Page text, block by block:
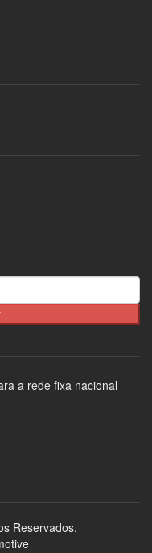
a rede fixa nacional
Reservados.